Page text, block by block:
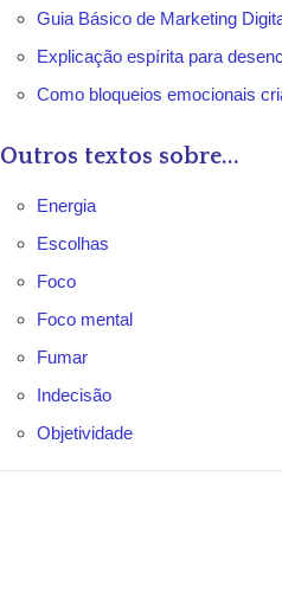
Guia Básico de Marketing
Explicação espírita para
Como bloqueios emocionais
Outros textos sobre...
Energia
Escolhas
Foco
Foco mental
Fumar
Indecisão
Objetividade